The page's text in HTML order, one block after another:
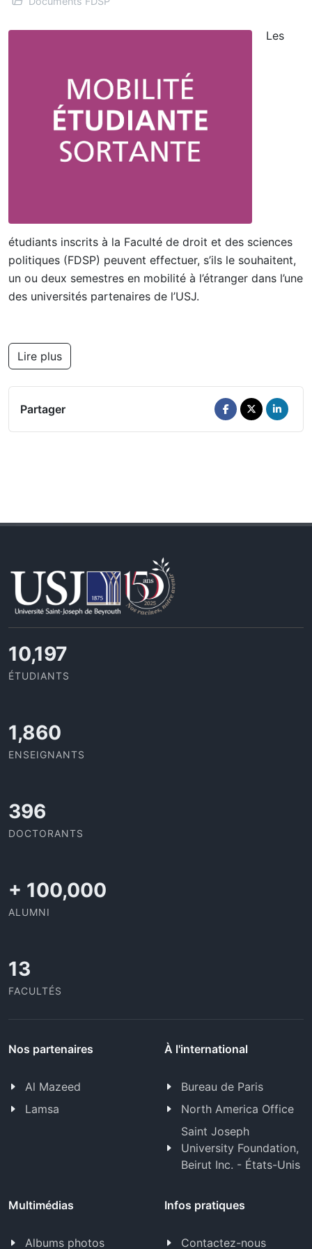
Les
étudiants inscrits à la Faculté de droit et des sciences
politiques (FDSP) peuvent effectuer, s’ils le souhaitent,
un ou deux semestres en mobilité à l’étranger dans l’une
des universités partenaires de l’USJ.
Lire plus
Partager
10,815
ÉTUDIANTS
1,973
ENSEIGNANTS
420
DOCTORANTS
+ 100,000
ALUMNI
13
FACULTÉS
Nos partenaires
Al Mazeed
Lamsa
À l'international
Bureau de Paris
North America Office
Saint Joseph
University Foundation,
Beirut Inc. - États-Unis
Multimédias
Albums photos
Infos pratiques
Contactez-nous